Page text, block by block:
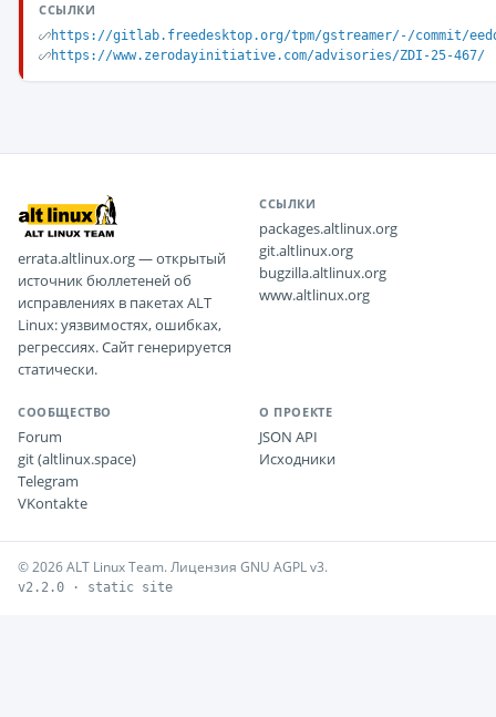
ССЫЛКИ
https://gitlab.freedesktop.org/tpm/gstreamer/-/commit/
https://www.zerodayinitiative.com/advisories/ZDI-25-467/
errata.altlinux.org — открытый
источник бюллетеней об
исправлениях в пакетах ALT
Linux: уязвимостях, ошибках,
регрессиях. Сайт генерируется
статически.
ССЫЛКИ
packages.altlinux.org
git.altlinux.org
bugzilla.altlinux.org
www.altlinux.org
СООБЩЕСТВО
Forum
git (altlinux.space)
Telegram
VKontakte
О ПРОЕКТЕ
JSON API
Исходники
© 2026 ALT Linux Team. Лицензия GNU AGPL v3.
v2.2.0 · static site